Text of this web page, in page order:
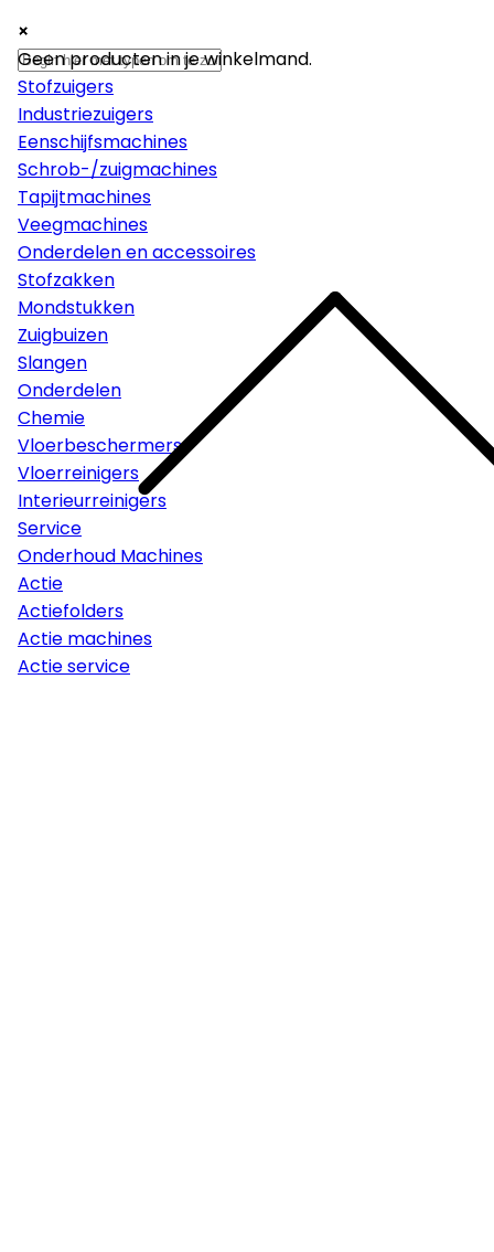
×
Machines
Stofzuigers
Industriezuigers
Eenschijfsmachines
Schrob-/zuigmachines
Tapijtmachines
Veegmachines
Onderdelen en accessoires
Stofzakken
Mondstukken
Zuigbuizen
Slangen
Onderdelen
Chemie
Vloerbeschermers
Vloerreinigers
Interieurreinigers
Service
Onderhoud Machines
Actie
Actiefolders
Actie machines
Actie service
×
×
Geen producten in je winkelmand.